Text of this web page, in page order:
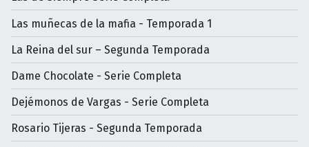
Las muñecas de la mafia - Temporada 1
La Reina del sur – Segunda Temporada
Dame Chocolate - Serie Completa
Dejémonos de Vargas - Serie Completa
Rosario Tijeras - Segunda Temporada